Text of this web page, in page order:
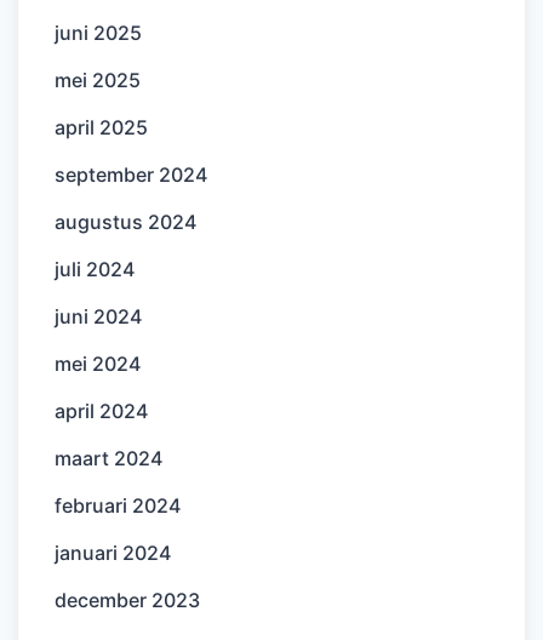
juni 2025
mei 2025
april 2025
september 2024
augustus 2024
juli 2024
juni 2024
mei 2024
april 2024
maart 2024
februari 2024
januari 2024
december 2023